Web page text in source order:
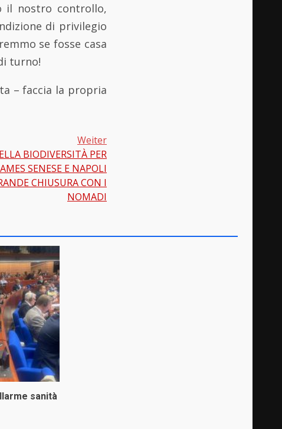
il nostro controllo,
di privilegio
se fosse casa
turno!
– faccia la propria
Weiter
BIODIVERSITÀ PER
SENESE E NAPOLI
CHIUSURA CON I
NOMADI
sanità